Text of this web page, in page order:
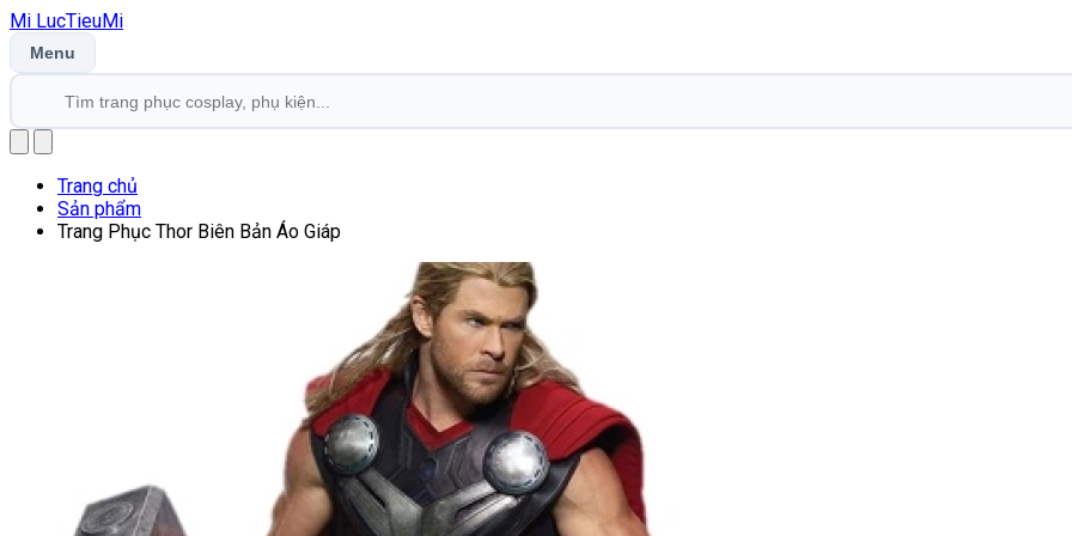
Mi LucTieuMi
Menu
Trang chủ
Sản phẩm
Trang Phục Thor Biên Bản Áo Giáp